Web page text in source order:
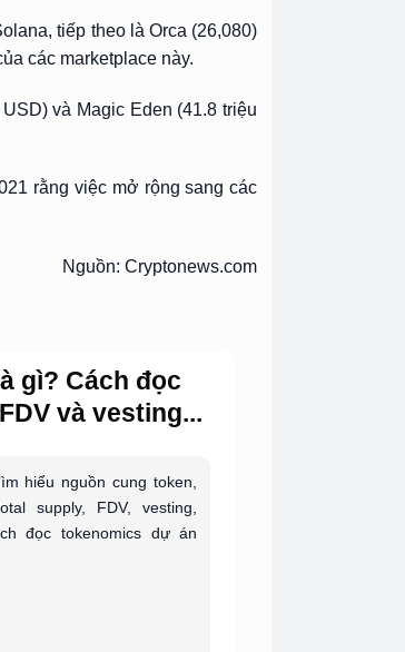
tiếp theo là Orca (26,080)
các marketplace này.
và Magic Eden (41.8 triệu
rằng việc mở rộng sang các
Nguồn: Cryptonews.com
gì? Cách đọc
và vesting...
hiểu nguồn cung token,
supply, FDV, vesting,
đọc tokenomics dự án